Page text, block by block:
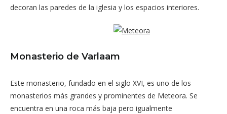
decoran las paredes de la iglesia y los espacios interiores.
Monasterio de Varlaam
Este monasterio, fundado en el siglo XVI, es uno de los
monasterios más grandes y prominentes de Meteora. Se
encuentra en una roca más baja pero igualmente